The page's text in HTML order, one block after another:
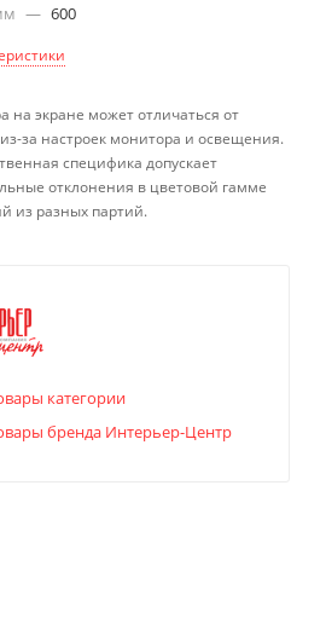
— 600
на экране может отличаться от
за настроек монитора и освещения.
специфика допускает
отклонения в цветовой гамме
из разных партий.
категории
бренда Интерьер-Центр